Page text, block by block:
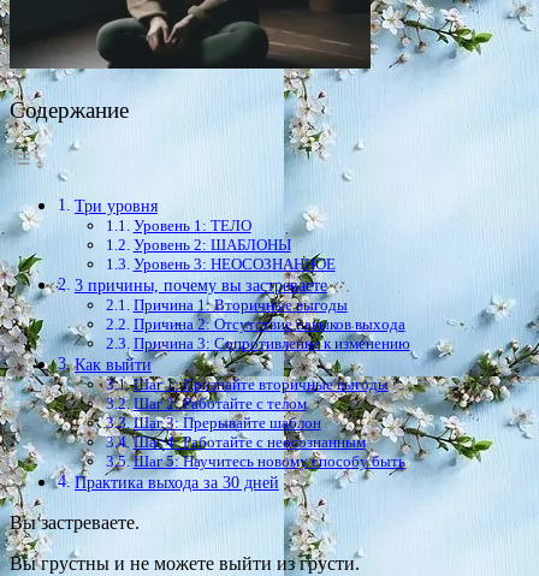
Содержание
Три уровня
Уровень 1: ТЕЛО
Уровень 2: ШАБЛОНЫ
Уровень 3: НЕОСОЗНАННОЕ
3 причины, почему вы застреваете
Причина 1: Вторичные выгоды
Причина 2: Отсутствие навыков выхода
Причина 3: Сопротивление к изменению
Как выйти
Шаг 1: Признайте вторичные выгоды
Шаг 2: Работайте с телом
Шаг 3: Прерывайте шаблон
Шаг 4: Работайте с неосознанным
Шаг 5: Научитесь новому способу быть
Практика выхода за 30 дней
Вы застреваете.
Вы грустны и не можете выйти из грусти.